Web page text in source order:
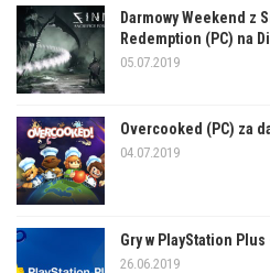
Darmowy Weekend z
Redemption (PC) na
05.07.2019
Overcooked (PC) za
04.07.2019
Gry w PlayStation
26.06.2019